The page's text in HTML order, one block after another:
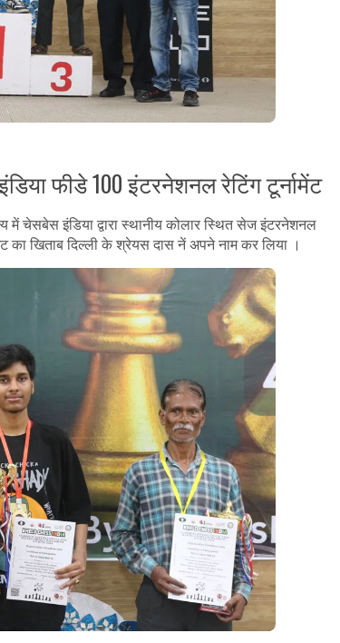
फीडे 100 इंटरनेशनल रेटिंग टूर्नामेंट
चेसबेस इंडिया द्वारा स्थानीय कोलार स्थित सेज इंटरनेशनल
खिताब दिल्ली के श्रेयस दास नें अपने नाम कर लिया ।